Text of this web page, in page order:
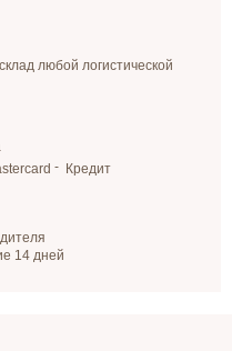
любой логистической
Кредит
14 дней